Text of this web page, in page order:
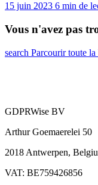
15 juin 2023 6 min de
Vous n'avez pas
search Parcourir toute
GDPRWise BV
Arthur Goemaerelei 50
2018 Antwerpen,
VAT: BE759426856